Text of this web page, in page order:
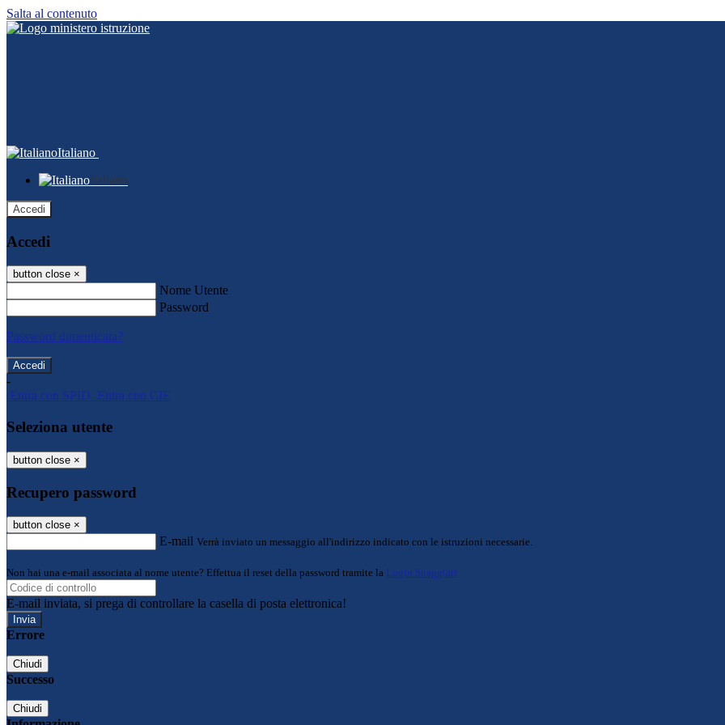
Salta al contenuto
Italiano
Italiano
Accedi
Accedi
button close ×
Nome Utente
Password
Password dimenticata?
-
Entra con SPID Entra con CIE
Seleziona utente
button close ×
Recupero password
button close ×
E-mail Verrà inviato un messaggio all'indirizzo indicato con le istruzioni necessarie.
Non hai una e-mail associata al nome utente? Effettua il reset della password tramite la Login Spaggiari
E-mail inviata, si prega di controllare la casella di posta elettronica!
Errore
Chiudi
Successo
Chiudi